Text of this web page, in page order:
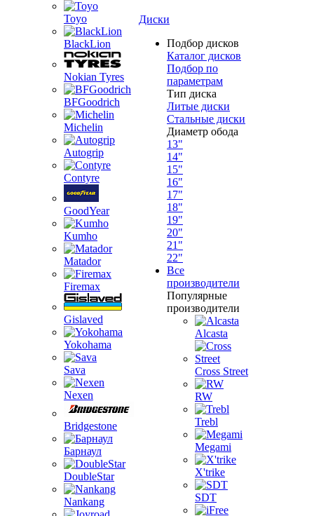
Toyo
BlackLion
Nokian Tyres
BFGoodrich
Michelin
Autogrip
Contyre
GoodYear
Kumho
Matador
Firemax
Gislaved
Yokohama
Sava
Nexen
Bridgestone
Барнаул
DoubleStar
Nankang
Диски
Подбор дисков
Каталог дисков
Подбор по
параметрам
Тип диска
Литые диски
Стальные диски
Диаметр обода
13"
14"
15"
16"
17"
18"
19"
20"
21"
22"
Все
производители
Популярные
производители
Alcasta
Cross Street
RW
Trebl
Megami
X'trike
SDT